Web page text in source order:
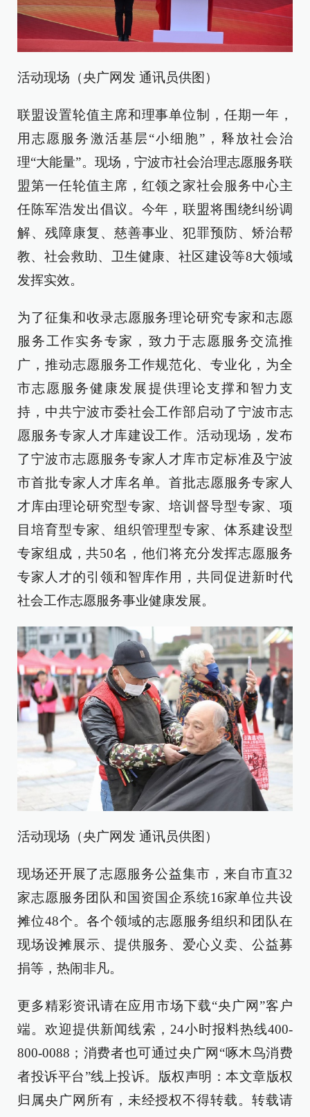
活动现场（央广网发 通讯员供图）
联盟设置轮值主席和理事单位制，任期一年，
用志愿服务激活基层“小细胞”，释放社会治
理“大能量”。现场，宁波市社会治理志愿服务联
盟第一任轮值主席，红领之家社会服务中心主
任陈军浩发出倡议。今年，联盟将围绕纠纷调
解、残障康复、慈善事业、犯罪预防、矫治帮
教、社会救助、卫生健康、社区建设等8大领域
发挥实效。
为了征集和收录志愿服务理论研究专家和志愿
服务工作实务专家，致力于志愿服务交流推
广，推动志愿服务工作规范化、专业化，为全
市志愿服务健康发展提供理论支撑和智力支
持，中共宁波市委社会工作部启动了宁波市志
愿服务专家人才库建设工作。活动现场，发布
了宁波市志愿服务专家人才库市定标准及宁波
市首批专家人才库名单。首批志愿服务专家人
才库由理论研究型专家、培训督导型专家、项
目培育型专家、组织管理型专家、体系建设型
专家组成，共50名，他们将充分发挥志愿服务
专家人才的引领和智库作用，共同促进新时代
社会工作志愿服务事业健康发展。
活动现场（央广网发 通讯员供图）
现场还开展了志愿服务公益集市，来自市直32
家志愿服务团队和国资国企系统16家单位共设
摊位48个。各个领域的志愿服务组织和团队在
现场设摊展示、提供服务、爱心义卖、公益募
捐等，热闹非凡。
更多精彩资讯请在应用市场下载“央广网”客户
端。欢迎提供新闻线索，24小时报料热线400-
800-0088；消费者也可通过央广网“啄木鸟消费
者投诉平台”线上投诉。版权声明：本文章版权
归属央广网所有，未经授权不得转载。转载请